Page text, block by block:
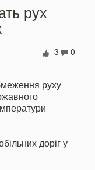
рух
0
-3
руху
доріг у